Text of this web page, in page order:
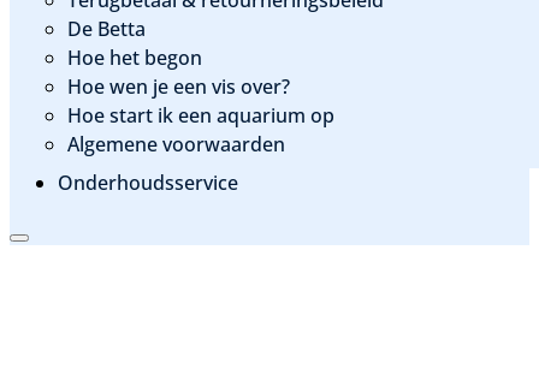
De Betta
Hoe het begon
Hoe wen je een vis over?
Hoe start ik een aquarium op
Algemene voorwaarden
Onderhoudsservice